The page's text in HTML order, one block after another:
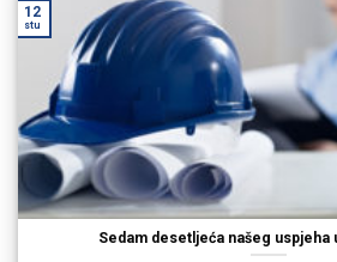
Sedam desetljeća našeg uspjeha
12
stu